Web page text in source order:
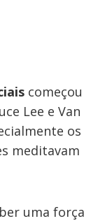
começou
Lee e Van
os
meditavam
uma força